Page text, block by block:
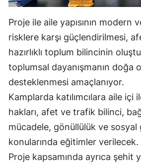
Proje ile aile yapısının modern
risklere karşı güçlendirilmesi,
hazırlıklı toplum bilincinin
toplumsal dayanışmanın doğa
desteklenmesi amaçlanıyor.
Kamplarda katılımcılara aile içi
hakları, afet ve trafik bilinci,
mücadele, gönüllülük ve sosyal
konularında eğitimler verilecek.
Proje kapsamında ayrıca şehit